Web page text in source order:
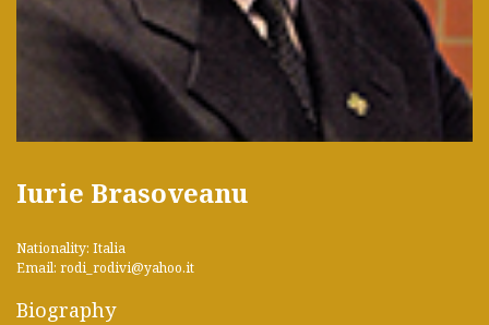
Iurie Brasoveanu
Nationality: Italia
Email: rodi_rodivi@yahoo.it
Biography